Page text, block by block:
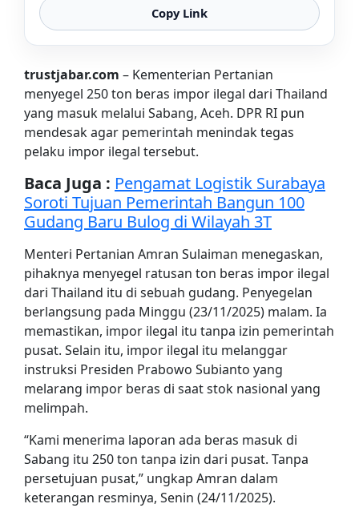
Copy Link
trustjabar.com – Kementerian Pertanian
menyegel 250 ton beras impor ilegal dari Thailand
yang masuk melalui Sabang, Aceh. DPR RI pun
mendesak agar pemerintah menindak tegas
pelaku impor ilegal tersebut.
Baca Juga : Pengamat Logistik Surabaya
Soroti Tujuan Pemerintah Bangun 100
Gudang Baru Bulog di Wilayah 3T
Menteri Pertanian Amran Sulaiman menegaskan,
pihaknya menyegel ratusan ton beras impor ilegal
dari Thailand itu di sebuah gudang. Penyegelan
berlangsung pada Minggu (23/11/2025) malam. Ia
memastikan, impor ilegal itu tanpa izin pemerintah
pusat. Selain itu, impor ilegal itu melanggar
instruksi Presiden Prabowo Subianto yang
melarang impor beras di saat stok nasional yang
melimpah.
“Kami menerima laporan ada beras masuk di
Sabang itu 250 ton tanpa izin dari pusat. Tanpa
persetujuan pusat,” ungkap Amran dalam
keterangan resminya, Senin (24/11/2025).